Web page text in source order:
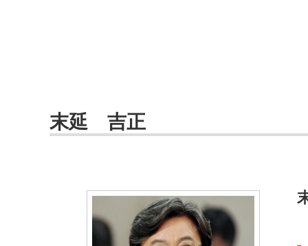
末延 吉正